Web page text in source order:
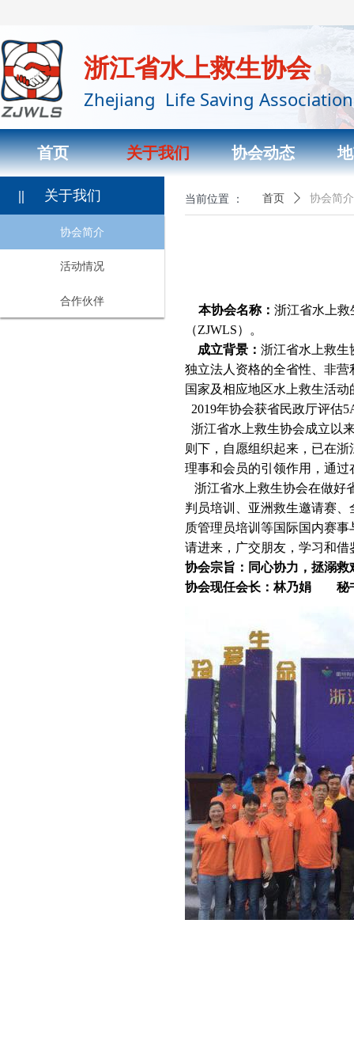
首页 关于我们 协会动态
浙江省水上救生协会
Zhejiang Life Saving Association
|| 关于我们
协会简介
活动情况
合作伙伴
首页 ꄲ 协会简介
当前位置 ：
本协会名称： 浙江省水上救
（ZJWLS）。
成立背景： 浙江省水上救生
独立法人资格的全省性、非营
国家及相应地区水上救生活
2019年协会获省民政厅评估
浙江省水上救生协会成立以
则下，自愿组织起来，已在
理事和会员的引领作用，通
浙江省水上救生协会在做好
判员培训、亚洲救生邀请赛
质管理员培训等国际国内赛
请进来，广交朋友，学习和
协会宗旨：同心协力，拯溺救
协会现任会长：林乃娟 秘